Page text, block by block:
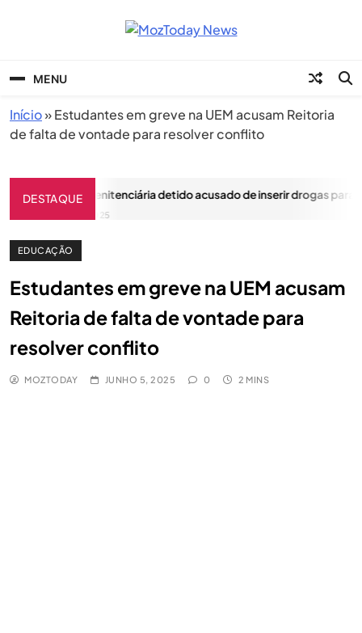
MENU
Início»Estudantes em greve na UEM acusam Reitoria
de falta de vontade para resolver conflito
DESTAQUE
Agente da penitenciária detido acusado de inserir drogas para
EDUCAÇÃO
Estudantes em greve na UEM acusam
Reitoria de falta de vontade para
resolver conflito
MOZTODAY JUNHO 5, 2025 0 2 MINS